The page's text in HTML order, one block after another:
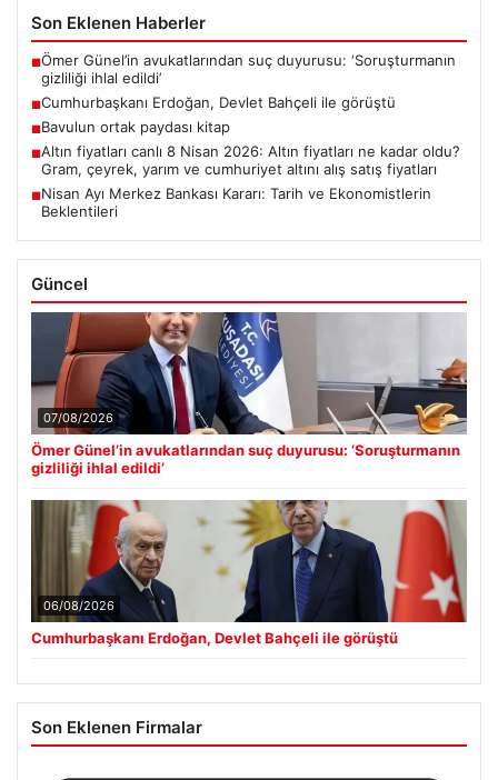
Son Eklenen Haberler
■Ömer Günel’in avukatlarından suç duyurusu: ‘Soruşturmanın
gizliliği ihlal edildi’
■Cumhurbaşkanı Erdoğan, Devlet Bahçeli ile görüştü
■Bavulun ortak paydası kitap
■Altın fiyatları canlı 8 Nisan 2026: Altın fiyatları ne kadar oldu?
Gram, çeyrek, yarım ve cumhuriyet altını alış satış fiyatları
■Nisan Ayı Merkez Bankası Kararı: Tarih ve Ekonomistlerin
Beklentileri
Güncel
07/08/2026
Ömer Günel’in avukatlarından suç duyurusu: ‘Soruşturmanın
gizliliği ihlal edildi’
06/08/2026
Cumhurbaşkanı Erdoğan, Devlet Bahçeli ile görüştü
Son Eklenen Firmalar